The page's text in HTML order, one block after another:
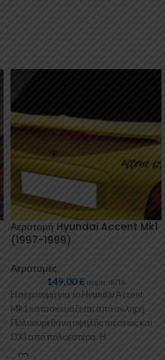
Αεροτομή Hyundai Accent Mk1
(1997-1999)
Αεροτομές
149,00€ συμπ. ΦΠΑ
Η αεροτομή για το Hyundai Accent
Mk1 κατασκευάζεται από σκληρή
Πολυουρεθάνη υψηλής πιέσεως και
ΟΧΙ από πολυεστέρα. Η
Πολυουρεθάνη είναι